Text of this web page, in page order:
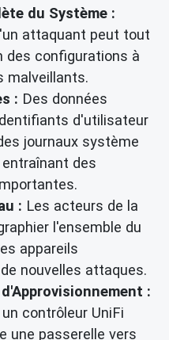
du Système :
attaquant peut tout
des configurations à
malveillants.
: Des données
d'utilisateur
journaux système
des
: Les acteurs de la
l'ensemble du
appareils
nouvelles attaques.
:
contrôleur UniFi
une passerelle vers